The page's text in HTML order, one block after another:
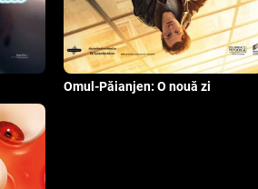
Omul-Păianjen: O nouă zi